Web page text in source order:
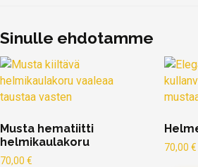
Sinulle ehdotamme
Musta hematiitti
helmikaulakoru
70,00 €
70,00 €